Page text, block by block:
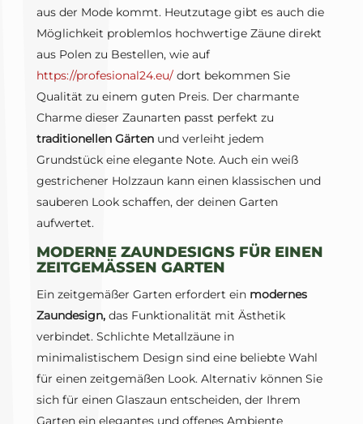
aus der Mode kommt. Heutzutage gibt es auch die
Möglichkeit problemlos hochwertige Zäune direkt
aus Polen zu Bestellen, wie auf
https://profesional24.eu/dort bekommen Sie
Qualität zu einem guten Preis. Der charmante
Charme dieser Zaunarten passt perfekt zu
traditionellen Gärtenund verleiht jedem
Grundstück eine elegante Note. Auch ein weiß
gestrichener Holzzaun kann einen klassischen und
sauberen Look schaffen, der deinen Garten
aufwertet.
MODERNE ZAUNDESIGNS FÜR EINEN
ZEITGEMÄSSEN GARTEN
Ein zeitgemäßer Garten erfordert einmodernes
Zaundesign,das Funktionalität mit Ästhetik
verbindet. Schlichte Metallzäune in
minimalistischem Design sind eine beliebte Wahl
für einen zeitgemäßen Look. Alternativ können Sie
sich für einen Glaszaun entscheiden, der Ihrem